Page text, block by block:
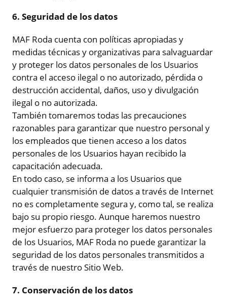
6. Seguridad de los datos
MAF Roda cuenta con políticas apropiadas y
medidas técnicas y organizativas para salvaguardar
y proteger los datos personales de los Usuarios
contra el acceso ilegal o no autorizado, pérdida o
destrucción accidental, daños, uso y divulgación
ilegal o no autorizada.
También tomaremos todas las precauciones
razonables para garantizar que nuestro personal y
los empleados que tienen acceso a los datos
personales de los Usuarios hayan recibido la
capacitación adecuada.
En todo caso, se informa a los Usuarios que
cualquier transmisión de datos a través de Internet
no es completamente segura y, como tal, se realiza
bajo su propio riesgo. Aunque haremos nuestro
mejor esfuerzo para proteger los datos personales
de los Usuarios, MAF Roda no puede garantizar la
seguridad de los datos personales transmitidos a
través de nuestro Sitio Web.
7. Conservación de los datos